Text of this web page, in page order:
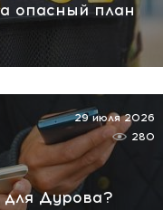
опасный план
Дурова?
29 июля 2026
280